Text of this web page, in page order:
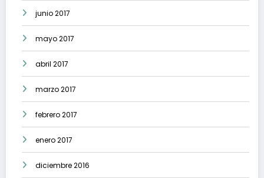
junio 2017
mayo 2017
abril 2017
marzo 2017
febrero 2017
enero 2017
diciembre 2016